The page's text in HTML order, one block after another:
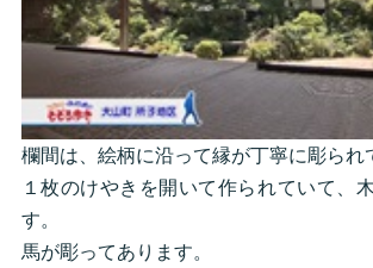
欄間は、絵柄に沿って縁が丁寧に彫られ
１枚のけやきを開いて作られていて、
す。
馬が彫ってあります。